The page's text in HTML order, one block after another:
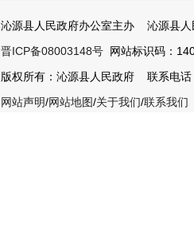
沁源县人民政府办公室主办 沁源县
晋ICP备08003148号 网站标识码：
版权所有：沁源县人民政府 联系电
网站声明/网站地图/关于我们/联系我们